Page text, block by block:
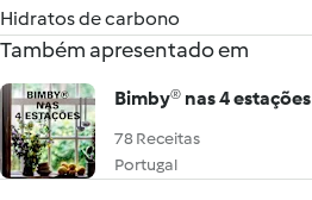
Hidratos de carbono
Também apresentado em
Bimby® nas 4 estações
78 Receitas
Portugal